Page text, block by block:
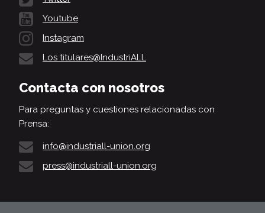
Youtube
Instagram
Los titulares@IndustriALL
Contacta con nosotros
Para preguntas y cuestiones relacionadas con
Prensa:
info@industriall-union.org
press@industriall-union.org